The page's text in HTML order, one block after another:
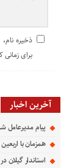
ذخیره نام،
برای زمانی
آخرین اخبار
پیام مدیرعامل
همزمان با اربعین
استاندار گیلان